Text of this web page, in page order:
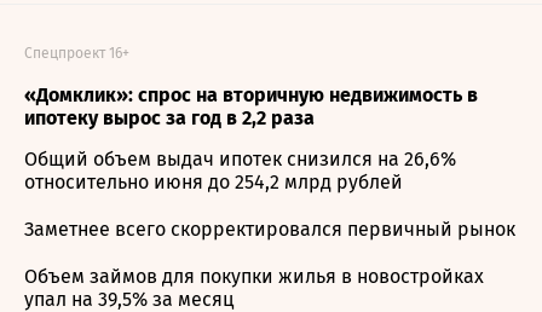
«Домклик»: спрос на вторичную недвижимость в
ипотеку вырос за год в 2,2 раза
Спецпроект 16+
Общий объем выдач ипотек снизился на 26,6%
относительно июня до 254,2 млрд рублей
Заметнее всего скорректировался первичный рынок
Объем займов для покупки жилья в новостройках
упал на 39,5% за месяц